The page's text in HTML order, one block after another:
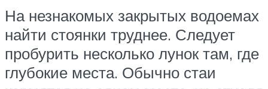
На незнакомых закрытых водоемах
найти стоянки труднее. Следует
пробурить несколько лунок там, где
глубокие места. Обычно стаи